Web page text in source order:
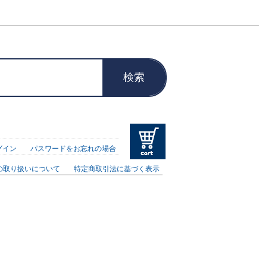
検索
イン パスワードをお忘れの場合
取り扱いについて 特定商取引法に基づく表示